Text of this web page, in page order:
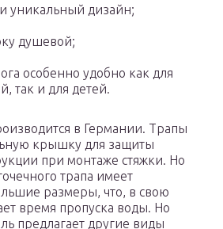
уникальный дизайн;
душевой;
особенно удобно как для
так и для детей.
в Германии. Трапы
крышку для защиты
при монтаже стяжки. Но
трапа имеет
размеры, что, в свою
время пропуска воды. Но
предлагает другие виды